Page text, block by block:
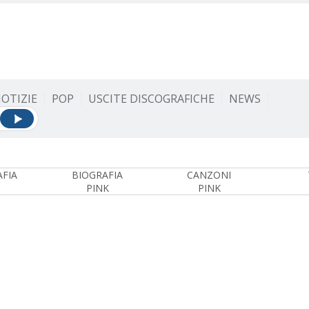
POP USCITE DISCOGRAFICHE NEWS
BIOGRAFIA
PINK
CANZONI
PINK